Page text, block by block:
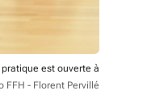
est ouverte à
FFH - Florent Pervillé